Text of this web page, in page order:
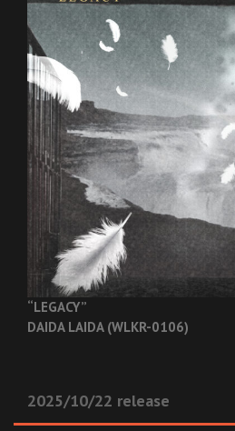
“LEGACY”
DAIDA LAIDA (WLKR-0106)
2025/10/22 release